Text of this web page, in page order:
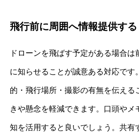
飛行前に周囲へ情報提供する
ドローンを飛ばす予定がある場合は
に知らせることが誠意ある対応です
的・飛行場所・撮影の有無を伝える
きや懸念を軽減できます。口頭やメ
知を活用すると良いでしょう。共有